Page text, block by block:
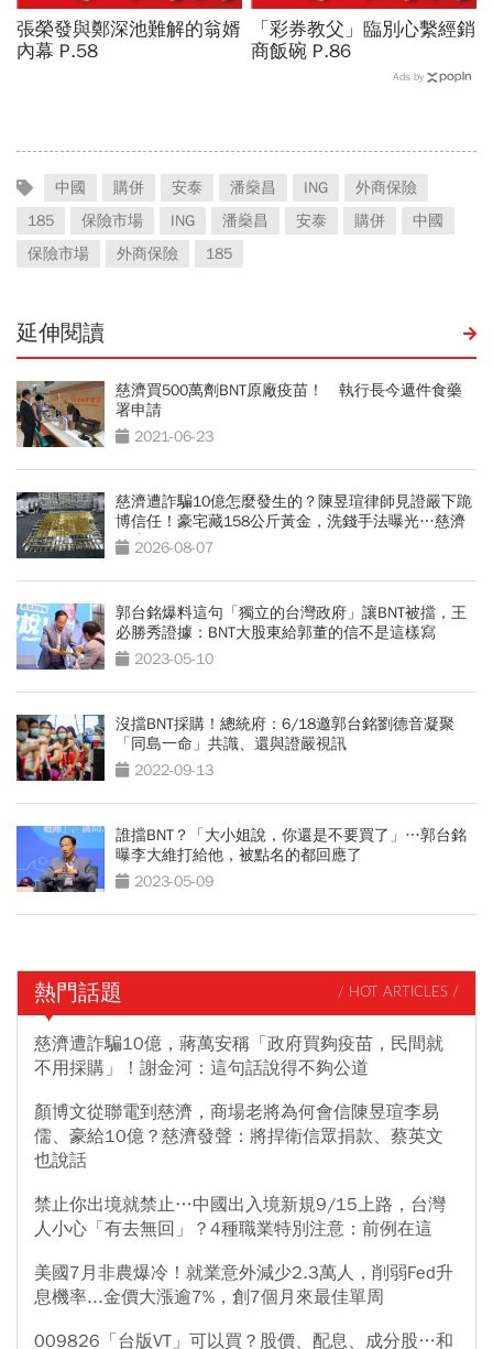
張榮發與鄭深池難解的翁婿
內幕 P.58
「彩券教父」臨別心繫經銷
商飯碗 P.86
Ads by
中國 購併 安泰 潘燊昌 ING
外商保險
185
保險市場 ING 潘燊昌 安泰 購併
中國
保險市場
外商保險 185
延伸閱讀
慈濟買500萬劑BNT原廠疫苗！ 執行長今遞件食藥
署申請
2021-06-23
慈濟遭詐騙10億怎麼發生的？陳昱瑄律師見證嚴下跪
博信任！豪宅藏158公斤黃金，洗錢手法曝光…慈濟
回應了
2026-08-07
郭台銘爆料這句「獨立的台灣政府」讓BNT被擋，王
必勝秀證據：BNT大股東給郭董的信不是這樣寫
2023-05-10
沒擋BNT採購！總統府：6/18邀郭台銘劉德音凝聚
「同島一命」共識、還與證嚴視訊
2022-09-13
誰擋BNT？「大小姐說，你還是不要買了」…郭台銘
曝李大維打給他，被點名的都回應了
2023-05-09
熱門話題 / HOT ARTICLES /
慈濟遭詐騙10億，蔣萬安稱「政府買夠疫苗，民間就
不用採購」！謝金河：這句話說得不夠公道
顏博文從聯電到慈濟，商場老將為何會信陳昱瑄李易
儒、豪給10億？慈濟發聲：將捍衛信眾捐款、蔡英文
也說話
禁止你出境就禁止…中國出入境新規9/15上路，台灣
人小心「有去無回」？4種職業特別注意：前例在這
美國7月非農爆冷！就業意外減少2.3萬人，削弱Fed升
息機率...金價大漲逾7%，創7個月來最佳單周
009826「台版VT」可以買？股價、配息、成分股…和